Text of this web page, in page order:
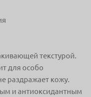
текстурой.
для особо
раздражает кожу.
и антиоксидантным